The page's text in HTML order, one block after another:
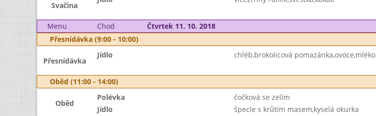
Svačina
Menu Chod Čtvrtek 11. 10. 2018
Přesnídávka (9:00 - 10:00)
Přesnídávka
Jídlo chléb,brokolicová pomazánka,ovoce,mléko
Oběd (11:00 - 14:00)
Oběd
Polévka čočková se zelím
Jídlo
špecle s krůtím masem,kyselá okurka